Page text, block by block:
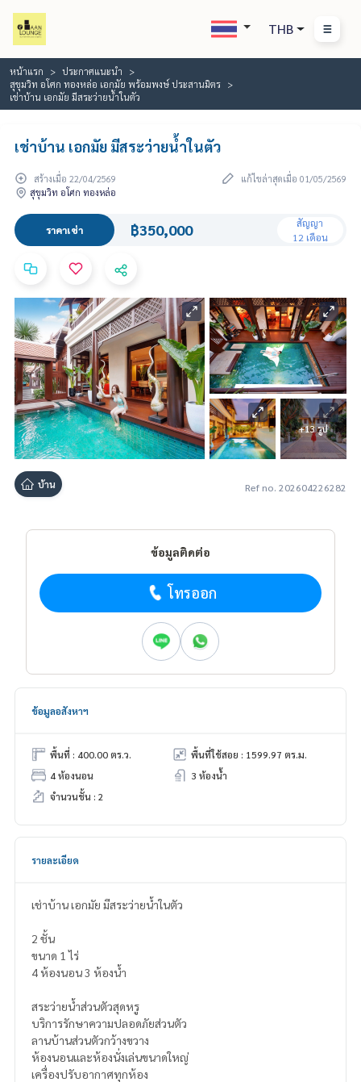
THB
หน้าแรก
ประกาศแนะนำ
สุขุมวิท อโศก ทองหล่อ เอกมัย พร้อมพงษ์ ประสานมิตร
เช่าบ้าน เอกมัย มีสระว่ายน้ำในตัว
เช่าบ้าน เอกมัย มีสระว่ายน้ำในตัว
สร้างเมื่อ 22/04/2569
แก้ไขล่าสุดเมื่อ 01/05/2569
สุขุมวิท อโศก ทองหล่อ
ราคาเช่า ฿350,000
สัญญา
12 เดือน
+13 รูป
บ้าน Ref no. 202604226282
ข้อมูลติดต่อ
โทรออก
ข้อมูลอสังหาฯ
พื้นที่ : 400.00 ตร.ว.
พื้นที่ใช้สอย : 1599.97 ตร.ม.
4 ห้องนอน
3 ห้องน้ำ
จำนวนชั้น : 2
รายละเอียด
เช่าบ้าน เอกมัย มีสระว่ายน้ำในตัว
2 ชั้น
ขนาด 1 ไร่
4 ห้องนอน 3 ห้องน้ำ
สระว่ายน้ำส่วนตัวสุดหรู
บริการรักษาความปลอดภัยส่วนตัว
ลานบ้านส่วนตัวกว้างขวาง
ห้องนอนและห้องนั่งเล่นขนาดใหญ่
เครื่องปรับอากาศทุกห้อง